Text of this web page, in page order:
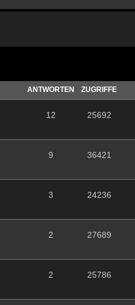
ANTWORTEN ZUGRIFFE
12 25692
9 36421
3 24236
2 27689
2 25786